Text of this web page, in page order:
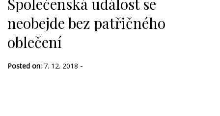
Společenská událost se
neobejde bez patřičného
oblečení
Posted on: 7. 12. 2018 -